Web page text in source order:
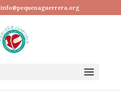
info@pequenaguerrera.org